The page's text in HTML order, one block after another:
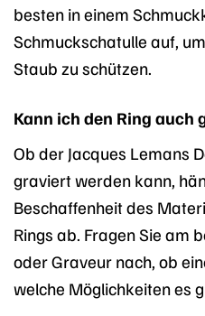
besten in einem
Schmuckschatulle auf,
Staub zu schützen.
Kann ich den Ring auch
Ob der Jacques Lemans
graviert werden kann,
Beschaffenheit des
Rings ab. Fragen Sie am
oder Graveur nach, ob
welche Möglichkeiten es